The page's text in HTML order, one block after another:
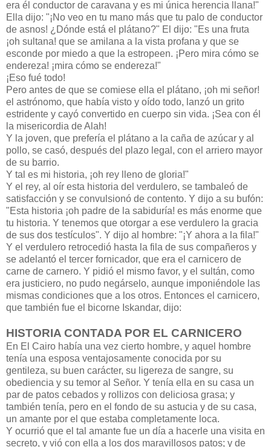
era él conductor de caravana y es mi única herencia llana!"
Ella dijo: "¡No veo en tu mano más que tu palo de conductor
de asnos! ¿Dónde está el plátano?" El dijo: "Es una fruta
¡oh sultana! que se amilana a la vista profana y que se
esconde por miedo a que la estropeen. ¡Pero mira cómo se
endereza! ¡mira cómo se endereza!"
¡Eso fué todo!
Pero antes de que se comiese ella el plátano, ¡oh mi señor!
el astrónomo, que había visto y oído todo, lanzó un grito
estridente y cayó convertido en cuerpo sin vida. ¡Sea con él
la misericordia de Alah!
Y la joven, que prefería el plátano a la caña de azúcar y al
pollo, se casó, después del plazo legal, con el arriero mayor
de su barrio.
Y tal es mi historia, ¡oh rey lleno de gloria!"
Y el rey, al oír esta historia del verdulero, se tambaleó de
satisfacción y se convulsionó de contento. Y dijo a su bufón:
"Esta historia ¡oh padre de la sabiduría! es más enorme que
tu historia. Y tenemos que otorgar a ese verdulero la gracia
de sus dos testículos". Y dijo al hombre: "¡Y ahora a la fila!"
Y el verdulero retrocedió hasta la fila de sus compañeros y
se adelantó el tercer fornicador, que era el carnicero de
carne de carnero. Y pidió el mismo favor, y el sultán, como
era justiciero, no pudo negárselo, aunque imponiéndole las
mismas condiciones que a los otros. Entonces el carnicero,
que también fue el bicorne Iskandar, dijo:
HISTORIA CONTADA POR EL CARNICERO
En El Cairo había una vez cierto hombre, y aquel hombre
tenía una esposa ventajosamente conocida por su
gentileza, su buen carácter, su ligereza de sangre, su
obediencia y su temor al Señor. Y tenía ella en su casa un
par de patos cebados y rollizos con deliciosa grasa; y
también tenía, pero en el fondo de su astucia y de su casa,
un amante por el que estaba completamente loca.
Y ocurrió que el tal amante fue un día a hacerle una visita en
secreto, y vió con ella a los dos maravillosos patos; y de